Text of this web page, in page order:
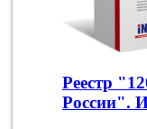
Реестр
России".